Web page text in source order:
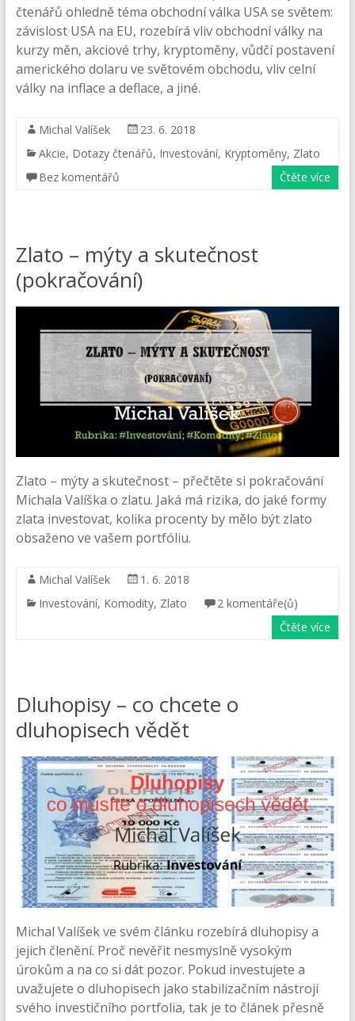
čtenářů ohledně téma obchodní válka USA se světem:
závislost USA na EU, rozebírá vliv obchodní války na
kurzy měn, akciové trhy, kryptoměny, vůdčí postavení
amerického dolaru ve světovém obchodu, vliv celní
války na inflace a deflace, a jiné.
Michal Valíšek
23. 6. 2018
Akcie, Dotazy čtenářů, Investování, Kryptoměny, Zlato
Bez komentářů
Čtěte více
Zlato – mýty a skutečnost
(pokračování)
Zlato – mýty a skutečnost – přečtěte si pokračování
Michala Valíška o zlatu. Jaká má rizika, do jaké formy
zlata investovat, kolika procenty by mělo být zlato
obsaženo ve vašem portfóliu.
Michal Valíšek
1. 6. 2018
Investování, Komodity, Zlato
2 komentáře(ů)
Čtěte více
Dluhopisy – co chcete o
dluhopisech vědět
Michal Valíšek ve svém článku rozebírá dluhopisy a
jejich členění. Proč nevěřit nesmyslně vysokým
úrokům a na co si dát pozor. Pokud investujete a
uvažujete o dluhopisech jako stabilizačním nástroji
svého investičního portfolia, tak je to článek přesně